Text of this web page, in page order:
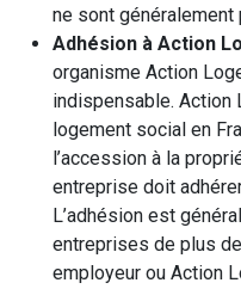
ne sont
Adhésion à Action
organisme Action
indispensable. Action
logement social en
l’accession à la
entreprise doit
L’adhésion est
entreprises de plus
employeur ou Action